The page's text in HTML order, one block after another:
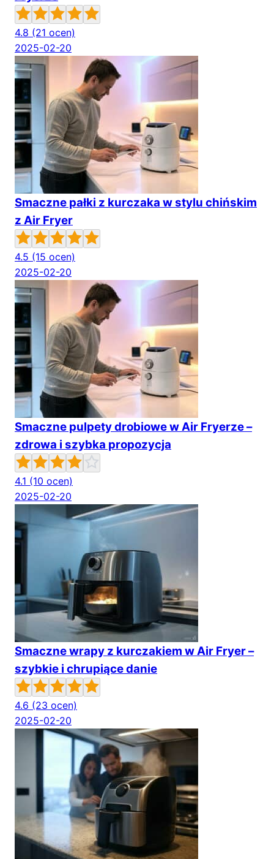
4.8 (21 ocen)
2025-02-20
Smaczne pałki z kurczaka w stylu chińskim
z Air Fryer
4.5 (15 ocen)
2025-02-20
Smaczne pulpety drobiowe w Air Fryerze –
zdrowa i szybka propozycja
4.1 (10 ocen)
2025-02-20
Smaczne wrapy z kurczakiem w Air Fryer –
szybkie i chrupiące danie
4.6 (23 ocen)
2025-02-20